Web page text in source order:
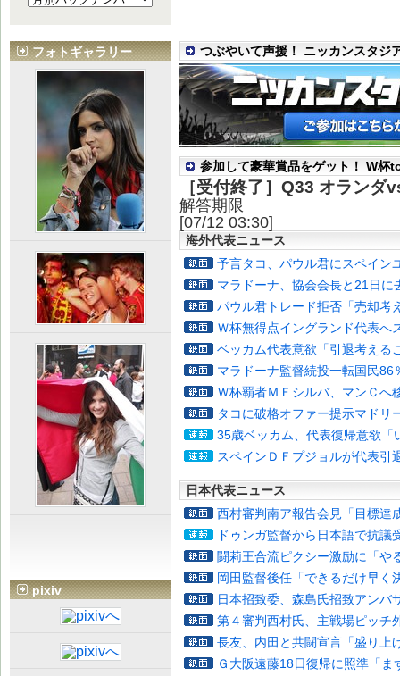
つぶやいて声援！ ニッカンスタジ
参加して豪華賞品をゲット！ W杯
［受付終了］ Q33 オランダ
解答期限
[07/12 03:30]
海外代表ニュース
予言タコ、パウル君にスペイン
マラドーナ、協会会長と21日に
パウル君トレード拒否「売却考
Ｗ杯無得点イングランド代表へ
ベッカム代表意欲「引退考える
マラドーナ監督続投一転国民86
Ｗ杯覇者ＭＦシルバ、マンＣへ
タコに破格オファー提示マドリ
35歳ベッカム、代表復帰意欲「
スペインＤＦプジョルが代表引
日本代表ニュース
西村審判南ア報告会見「目標達
ドゥンガ監督から日本語で抗議
闘莉王合流ピクシー激励に「や
岡田監督後任「できるだけ早く
日本招致委、森島氏招致アンバ
第４審判西村氏、主戦場ピッチ
長友、内田と共闘宣言「盛り上
Ｇ大阪遠藤18日復帰に照準「ま
フォトギャラリー
pixiv